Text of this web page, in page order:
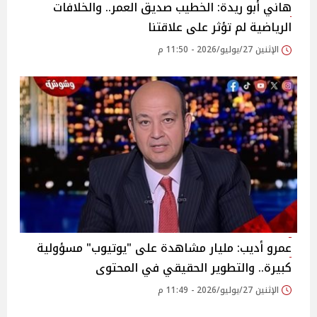
هاني أبو ريدة: الخطيب صديق العمر.. والخلافات
الرياضية لم تؤثر على علاقتنا
الإثنين 27/يوليو/2026 - 11:50 م
عمرو أديب: مليار مشاهدة على "يوتيوب" مسؤولية
كبيرة.. والتطوير الحقيقي في المحتوى
الإثنين 27/يوليو/2026 - 11:49 م